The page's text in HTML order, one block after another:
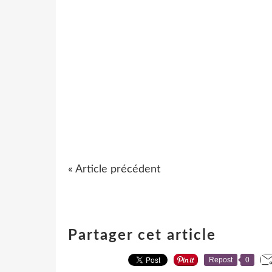
« Article précédent
Partager cet article
Repost 0